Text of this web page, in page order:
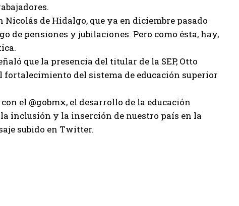
de Hidalgo, que ya en diciembre pasado
de pensiones y jubilaciones. Pero como ésta, hay,
que la presencia del titular de la SEP, Otto
fortalecimiento del sistema de educación superior
el @gobmx, el desarrollo de la educación
inclusión y la inserción de nuestro país en la
subido en Twitter.